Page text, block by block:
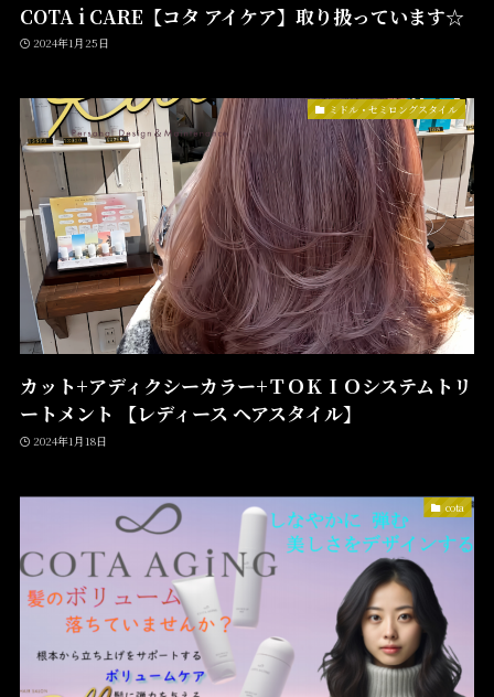
COTA i CARE【コタ アイケア】取り扱っています☆
2024年1月25日
ミドル・セミロングスタイル
カット+アディクシーカラー+ＴＯＫＩＯシステムトリ
ートメント 【レディース ヘアスタイル】
2024年1月18日
cota